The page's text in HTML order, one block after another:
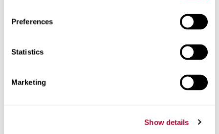
Preferences
Statistics
Marketing
Show details
هاتف